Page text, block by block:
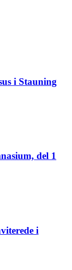
i Stauning
del 1
i